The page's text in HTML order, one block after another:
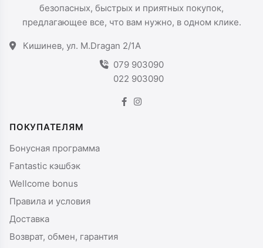
безопасных, быстрых и приятных покупок,
предлагающее все, что вам нужно, в одном клике.
Кишинев, ул. M.Dragan 2/1A
079 903090
022 903090
ПОКУПАТЕЛЯМ
Бонусная программа
Fantastic кэшбэк
Wellcome bonus
Правила и условия
Доставка
Возврат, обмен, гарантия